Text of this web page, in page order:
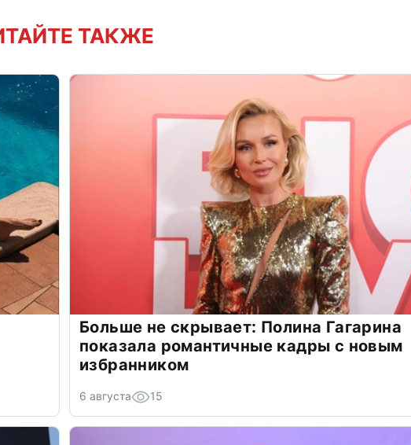
ТАКЖЕ
Больше не скрывает: Полина Гагарина
показала романтичные кадры с новым
избранником
6 августа 15